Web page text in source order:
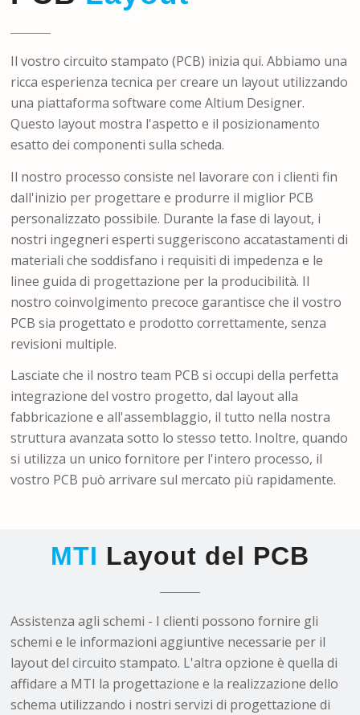
Il vostro circuito stampato (PCB) inizia qui. Abbiamo una
ricca esperienza tecnica per creare un layout utilizzando
una piattaforma software come Altium Designer.
Questo layout mostra l'aspetto e il posizionamento
esatto dei componenti sulla scheda.
Il nostro processo consiste nel lavorare con i clienti fin
dall'inizio per progettare e produrre il miglior PCB
personalizzato possibile. Durante la fase di layout, i
nostri ingegneri esperti suggeriscono accatastamenti di
materiali che soddisfano i requisiti di impedenza e le
linee guida di progettazione per la producibilità. Il
nostro coinvolgimento precoce garantisce che il vostro
PCB sia progettato e prodotto correttamente, senza
revisioni multiple.
Lasciate che il nostro team PCB si occupi della perfetta
integrazione del vostro progetto, dal layout alla
fabbricazione e all'assemblaggio, il tutto nella nostra
struttura avanzata sotto lo stesso tetto. Inoltre, quando
si utilizza un unico fornitore per l'intero processo, il
vostro PCB può arrivare sul mercato più rapidamente.
MTI Layout del PCB
Assistenza agli schemi - I clienti possono fornire gli
schemi e le informazioni aggiuntive necessarie per il
layout del circuito stampato. L'altra opzione è quella di
affidare a MTI la progettazione e la realizzazione dello
schema utilizzando i nostri servizi di progettazione di